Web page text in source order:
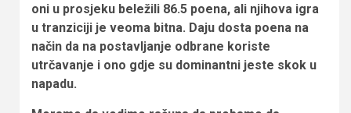
oni u prosjeku beležili 86.5 poena, ali njihova igra
u tranziciji je veoma bitna. Daju dosta poena na
način da na postavljanje odbrane koriste
utrčavanje i ono gdje su dominantni jeste skok u
napadu.